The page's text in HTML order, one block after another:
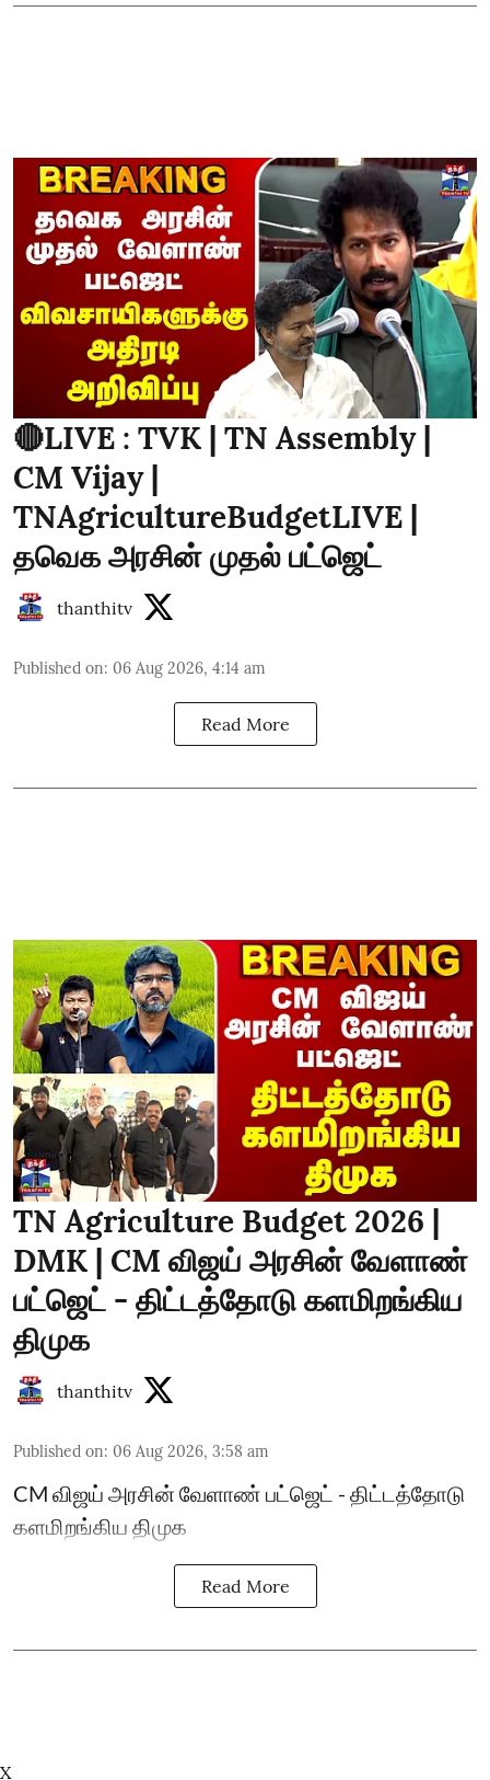
🔴LIVE : TVK | TN Assembly |
CM Vijay |
TNAgricultureBudgetLIVE |
தவெக அரசின் முதல் பட்ஜெட்
thanthitv
Published on: 06 Aug 2026, 4:14 am
Read More
TN Agriculture Budget 2026 |
DMK | CM விஜய் அரசின் வேளாண்
பட்ஜெட் - திட்டத்தோடு களமிறங்கிய
திமுக
thanthitv
Published on: 06 Aug 2026, 3:58 am
CM விஜய் அரசின் வேளாண் பட்ஜெட் - திட்டத்தோடு
களமிறங்கிய திமுக
Read More
X